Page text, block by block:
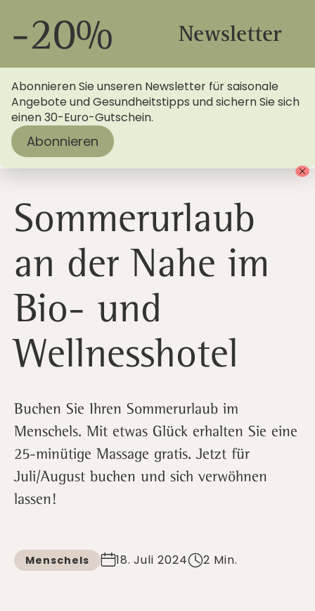
Startseite>Blog> Sommerurlaub an der Nahe im Bio-
und Wellnesshotel
Sommerurlaub
an der Nahe im
Bio- und
Wellnesshotel
Buchen Sie Ihren Sommerurlaub im
Menschels. Mit etwas Glück erhalten Sie eine
25-minütige Massage gratis. Jetzt für
Juli/August buchen und sich verwöhnen
lassen!
Menschels 18. Juli 2024 2 Min.
-20% Newsletter
Abonnieren Sie unseren Newsletter für saisonale
Angebote und Gesundheitstipps und sichern Sie sich
einen 30-Euro-Gutschein.
Abonnieren